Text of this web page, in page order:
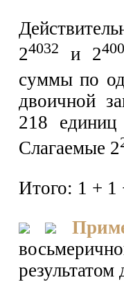
24032 и 2
суммы по
двоичной
218
Слагаемые 2
Итого: 1 + 1